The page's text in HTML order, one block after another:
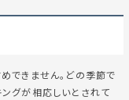
できません。どの季節で
グが相応しいとされて